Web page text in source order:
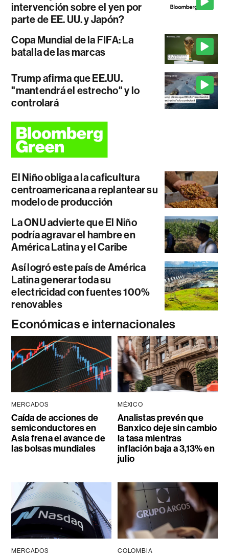
intervención sobre el yen por
parte de EE. UU. y Japón?
Copa Mundial de la FIFA: La
batalla de las marcas
Trump afirma que EE.UU.
"mantendrá el estrecho" y lo
controlará
El Niño obliga a la caficultura
centroamericana a replantear su
modelo de producción
La ONU advierte que El Niño
podría agravar el hambre en
América Latina y el Caribe
Así logró este país de América
Latina generar toda su
electricidad con fuentes 100%
renovables
Económicas e internacionales
MERCADOS
Caída de acciones de
semiconductores en
Asia frena el avance de
las bolsas mundiales
MÉXICO
Analistas prevén que
Banxico deje sin cambio
la tasa mientras
inflación baja a 3,13% en
julio
MERCADOS COLOMBIA